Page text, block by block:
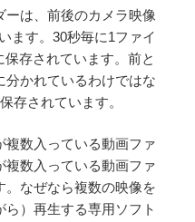
は、前後のカメラ映像
ます。30秒毎に1ファイ
存されています。前と
かれているわけではな
存されています。
数入っている動画ファ
複数入っている動画ファ
。なぜなら複数の映像を
）再生する専用ソフト